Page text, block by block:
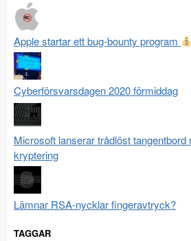
Apple startar ett bug-bounty program
Cyberförsvarsdagen 2020 förmiddag
Microsoft lanserar trådlöst
kryptering
Lämnar RSA-nycklar fingeravtryck?
TAGGAR